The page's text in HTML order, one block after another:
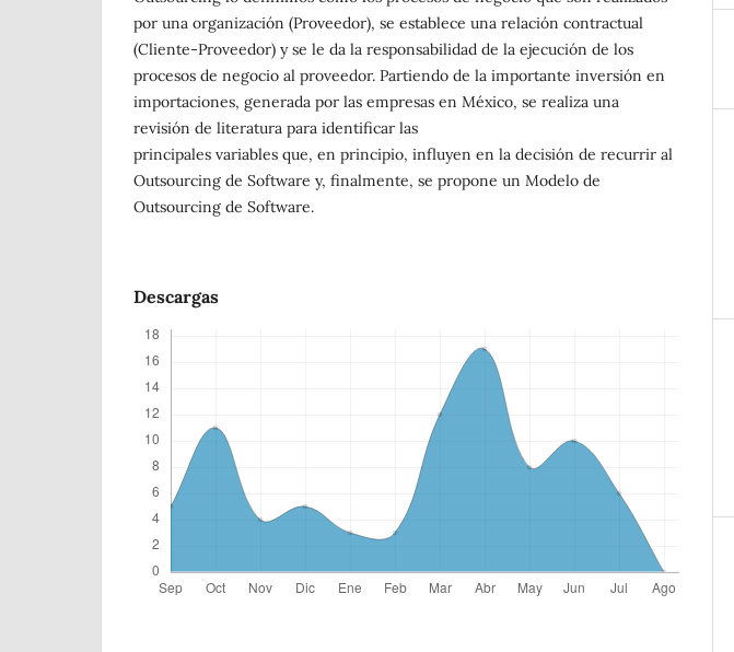
por una organización (Proveedor), se establece una relación contractual
(Cliente-Proveedor) y se le da la responsabilidad de la ejecución de los
procesos de negocio al proveedor. Partiendo de la importante inversión en
importaciones, generada por las empresas en México, se realiza una
revisión de literatura para identificar las
principales variables que, en principio, influyen en la decisión de recurrir al
Outsourcing de Software y, finalmente, se propone un Modelo de
Outsourcing de Software.
Descargas